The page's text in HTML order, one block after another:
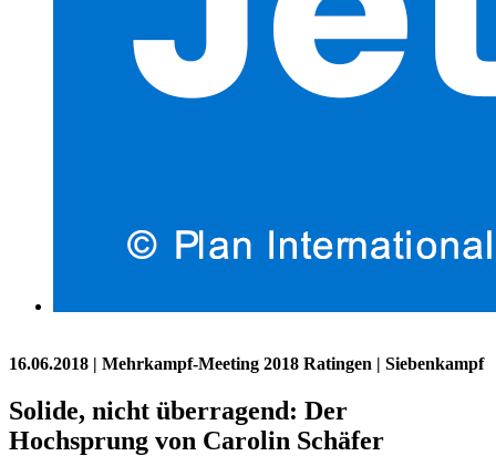
16.06.2018 | Mehrkampf-Meeting 2018 Ratingen | Siebenkampf
Solide, nicht überragend: Der
Hochsprung von Carolin Schäfer